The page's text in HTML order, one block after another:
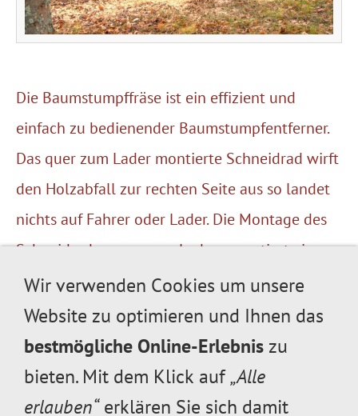
Die Baumstumpffräse ist ein effizient und
einfach zu bedienender Baumstumpfentferner.
Das quer zum Lader montierte Schneidrad wirft
den Holzabfall zur rechten Seite aus so landet
nichts auf Fahrer oder Lader. Die Montage des
Schneidrades quer zum Lader garantiert eine
hervorragende Sicht auf das Arbeitsumfeld.
Schneidscheibe
Ø 540 mm
Gewicht
170 kg
geeignet für
Avant 640 + 745
Wir verwenden Cookies um unsere
Website zu optimieren und Ihnen das
bestmögliche Online-Erlebnis zu
bieten. Mit dem Klick auf„Alle
erlauben“erklären Sie sich damit